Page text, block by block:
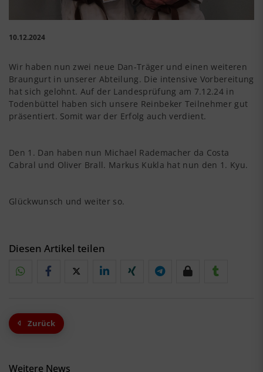
10.12.2024
Wir haben nun zwei neue Dan-Träger und einen weiteren
Braungurt in unserer Abteilung. Die intensive Vorbereitung
hat sich gelohnt. Auf der Landesprüfung am 7.12.24 in
Todenbüttel haben sich unsere Reinbeker Teilnehmer gut
präsentiert. Somit war der Erfolg auch verdient.
Den 1. Dan haben nun Michael Rademacher da Costa
Cabral und Oliver Brall. Markus Kukla hat nun den 1. Kyu.
Glückwunsch und weiter so.
Diesen Artikel teilen
Zurück
Weitere News